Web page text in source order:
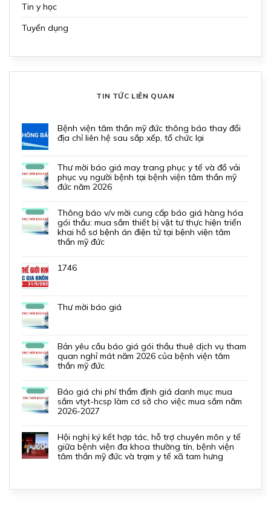
Tin y học
Tuyển dụng
TIN TỨC LIÊN QUAN
bệnh viện tâm thần mỹ đức thông báo thay đổi
địa chỉ liên hệ sau sắp xếp, tổ chức lại
thư mời báo giá may trang phục y tế và đồ vải
phục vụ người bệnh tại bệnh viện tâm thần mỹ
đức năm 2026
thông báo v/v mời cung cấp báo giá hàng hóa
gói thầu: mua sắm thiết bị vật tư thực hiện triển
khai hồ sơ bệnh án điện tử tại bệnh viện tâm
thần mỹ đức
1746
thư mời báo giá
bản yêu cầu báo giá gói thầu thuê dịch vụ tham
quan nghỉ mát năm 2026 của bệnh viện tâm
thần mỹ đức
báo giá chi phí thẩm định giá danh mục mua
sắm vtyt-hcsp làm cơ sở cho việc mua sắm năm
2026-2027
hội nghị ký kết hợp tác, hỗ trợ chuyên môn y tế
giữa bệnh viện đa khoa thường tín, bệnh viện
tâm thần mỹ đức và trạm y tế xã tam hưng